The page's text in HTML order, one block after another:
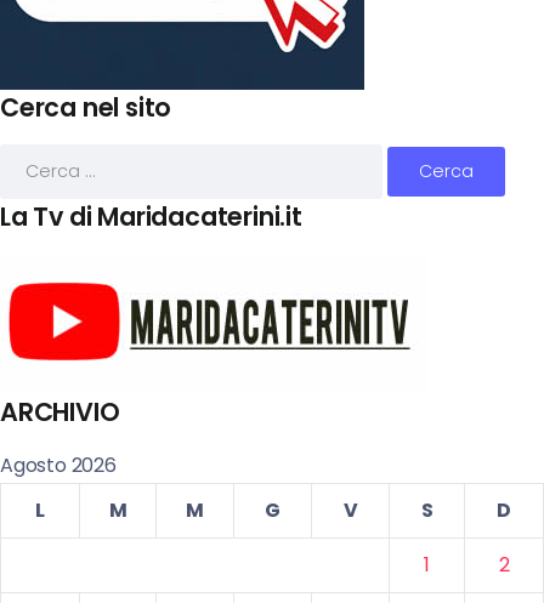
Cerca nel sito
La Tv di Maridacaterini.it
ARCHIVIO
Agosto 2026
L
M M G V S
D
1
2